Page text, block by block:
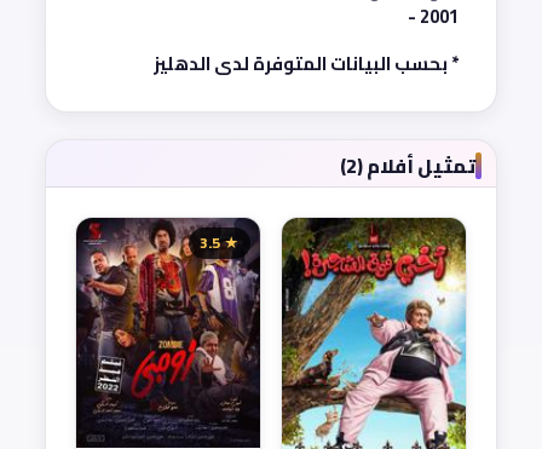
2001 -
* بحسب البيانات المتوفرة لدى الدهليز
تمثيل أفلام (2)
★ 3.5